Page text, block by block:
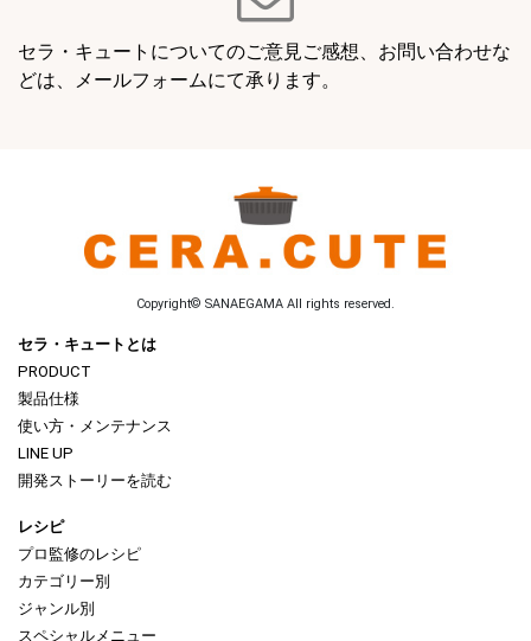
セラ・キュートについてのご意見ご感想、お問い合わせな
どは、メールフォームにて承ります。
Copyright© SANAEGAMA All rights reserved.
セラ・キュートとは
PRODUCT
製品仕様
使い方・メンテナンス
LINE UP
開発ストーリーを読む
レシピ
プロ監修のレシピ
カテゴリー別
ジャンル別
スペシャルメニュー